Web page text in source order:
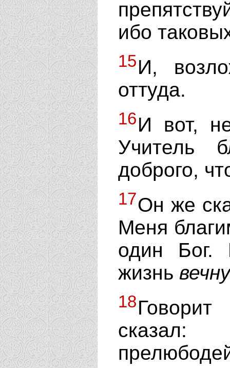
ибо
15И,
оттуда.
16И вот,
Учитель
доброго,
17Он же
Меня
один
жизнь
18